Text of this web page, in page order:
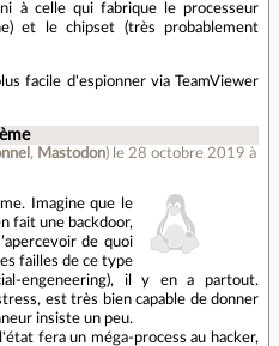
à celle qui fabrique le processeur
et le chipset (très probablement
facile d'espionner via TeamViewer
, Mastodon) le 28 octobre 2019 à
Imagine que le
fait une backdoor,
de quoi
failles de ce type
engeneering), il y en a partout.
est très bien capable de donner
insiste un peu.
fera un méga-process au hacker,